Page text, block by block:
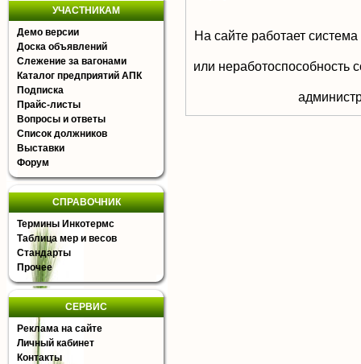
УЧАСТНИКАМ
Демо версии
Доска объявлений
Слежение за вагонами
Каталог предприятий АПК
Подписка
Прайс-листы
Вопросы и ответы
Список должников
Выставки
Форум
СПРАВОЧНИК
Термины Инкотермс
Таблица мер и весов
Стандарты
Прочее
СЕРВИС
Реклама на сайте
Личный кабинет
Контакты
На сайте работает
или неработоспособность